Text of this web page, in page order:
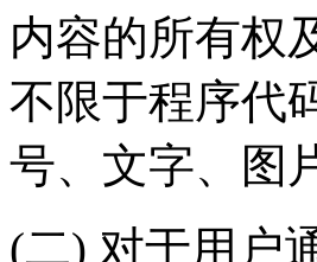
内容的所有权
不限于程序代
号、文字、图
(二) 对于用户